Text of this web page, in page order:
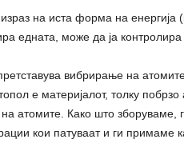
на иста форма на енергија
едната, може да ја контролира
вибрирање на
е материјалот, толку побрзо
атомите. Како што зборуваме,
кои патуваат и ги примаме